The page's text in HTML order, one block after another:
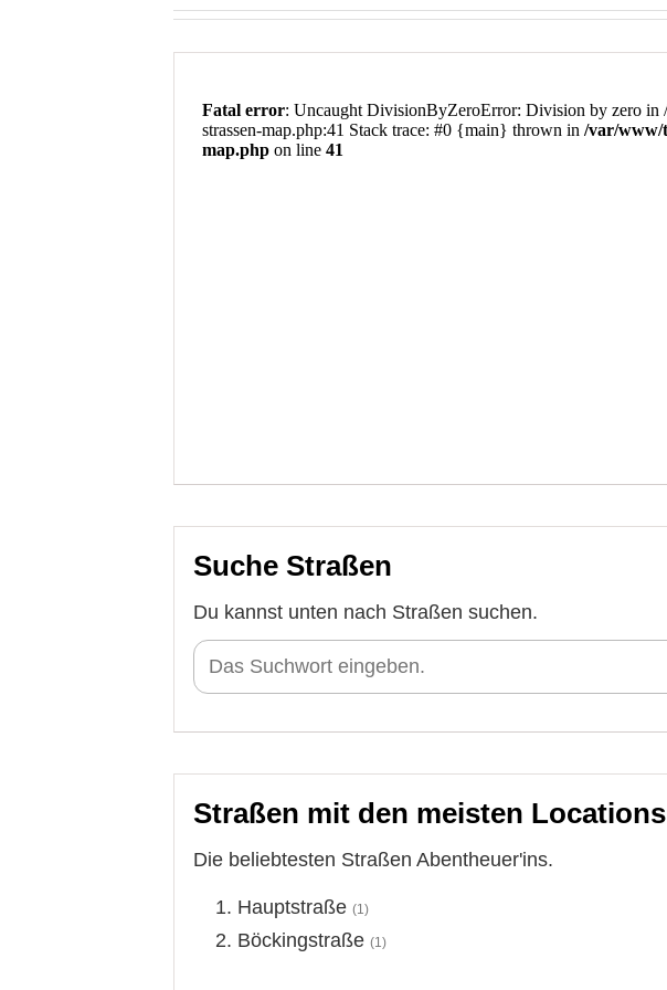
Suche Straßen
Du kannst unten nach Straßen suchen.
Straßen mit den meisten Locations
Die beliebtesten Straßen Abentheuer'ins.
Hauptstraße (1)
Böckingstraße (1)